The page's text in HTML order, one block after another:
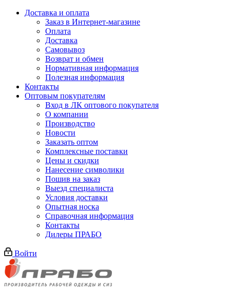
Доставка и оплата
Заказ в Интернет-магазине
Оплата
Доставка
Самовывоз
Возврат и обмен
Нормативная информация
Полезная информация
Контакты
Оптовым покупателям
Вход в ЛК оптового покупателя
О компании
Производство
Новости
Заказать оптом
Комплексные поставки
Цены и скидки
Нанесение символики
Пошив на заказ
Выезд специалиста
Условия доставки
Опытная носка
Справочная информация
Контакты
Дилеры ПРАБО
Войти